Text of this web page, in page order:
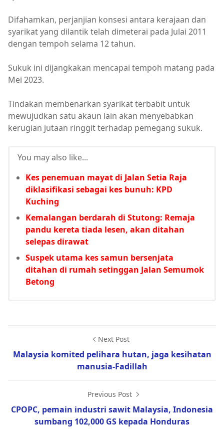
Difahamkan, perjanjian konsesi antara kerajaan dan
syarikat yang dilantik telah dimeterai pada Julai 2011
dengan tempoh selama 12 tahun.
Sukuk ini dijangkakan mencapai tempoh matang pada
Mei 2023.
Tindakan membenarkan syarikat terbabit untuk
mewujudkan satu akaun lain akan menyebabkan
kerugian jutaan ringgit terhadap pemegang sukuk.
You may also like...
Kes penemuan mayat di Jalan Setia Raja
diklasifikasi sebagai kes bunuh: KPD
Kuching
Kemalangan berdarah di Stutong: Remaja
pandu kereta tiada lesen, akan ditahan
selepas dirawat
Suspek utama kes samun bersenjata
ditahan di rumah setinggan Jalan Semumok
Betong
Next Post
Malaysia komited pelihara hutan, jaga kesihatan
manusia-Fadillah
Previous Post
CPOPC, pemain industri sawit Malaysia, Indonesia
sumbang 102,000 GS kepada Honduras